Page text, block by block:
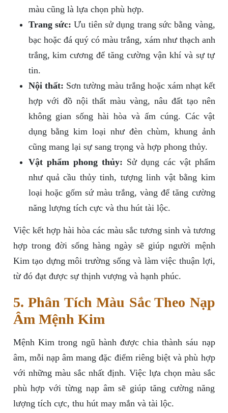
màu cũng là lựa chọn phù hợp.
Trang sức: Ưu tiên sử dụng trang sức bằng vàng,
bạc hoặc đá quý có màu trắng, xám như thạch anh
trắng, kim cương để tăng cường vận khí và sự tự
tin.
Nội thất: Sơn tường màu trắng hoặc xám nhạt kết
hợp với đồ nội thất màu vàng, nâu đất tạo nên
không gian sống hài hòa và ấm cúng. Các vật
dụng bằng kim loại như đèn chùm, khung ảnh
cũng mang lại sự sang trọng và hợp phong thủy.
Vật phẩm phong thủy: Sử dụng các vật phẩm
như quả cầu thủy tinh, tượng linh vật bằng kim
loại hoặc gốm sứ màu trắng, vàng để tăng cường
năng lượng tích cực và thu hút tài lộc.
Việc kết hợp hài hòa các màu sắc tương sinh và tương
hợp trong đời sống hàng ngày sẽ giúp người mệnh
Kim tạo dựng môi trường sống và làm việc thuận lợi,
từ đó đạt được sự thịnh vượng và hạnh phúc.
5. Phân Tích Màu Sắc Theo Nạp
Âm Mệnh Kim
Mệnh Kim trong ngũ hành được chia thành sáu nạp
âm, mỗi nạp âm mang đặc điểm riêng biệt và phù hợp
với những màu sắc nhất định. Việc lựa chọn màu sắc
phù hợp với từng nạp âm sẽ giúp tăng cường năng
lượng tích cực, thu hút may mắn và tài lộc.